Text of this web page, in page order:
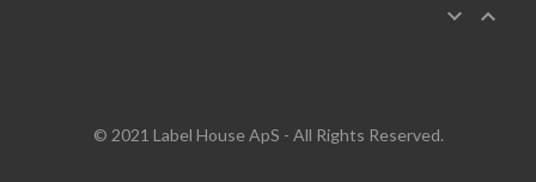
 
© 2021 Label House ApS - All Rights Reserved.